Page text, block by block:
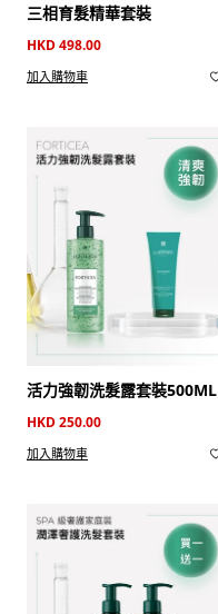
三相育髮精華套裝
HKD 498.00
加入購物車
活力強韌洗髮露套裝500ML
HKD 250.00
加入購物車